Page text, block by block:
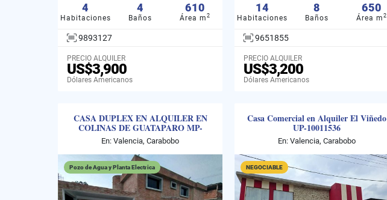
4
Habitaciones
4
Baños
610
Área m 2
9893127
PRECIO ALQUILER
US$3,900
Dólares Americanos
14
Habitaciones
8
Baños
650
Área m 2
9651855
PRECIO ALQUILER
US$3,200
Dólares Americanos
CASA DUPLEX EN ALQUILER EN
COLINAS DE GUATAPARO MP-
9040341
En: Valencia, Carabobo
Pozo de Agua y Planta Electrica
Casa Comercial en Alquiler El Viñedo
UP-10011536
En: Valencia, Carabobo
NEGOCIABLE